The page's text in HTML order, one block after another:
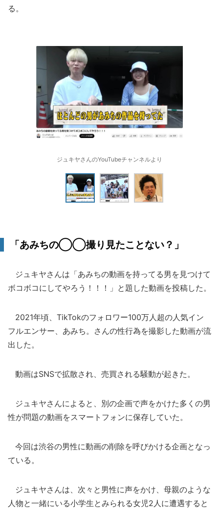
る。
ジュキヤさんのYouTubeチャンネルより
「あみちの◯◯撮り見たことない？」
ジュキヤさんは「あみちの動画を持ってる男を見つけて
ボコボコにしてやろう！！！」と題した動画を投稿した。
2021年頃、TikTokのフォロワー100万人超の人気イン
フルエンサー、あみち。さんの性行為を撮影した動画が流
出した。
動画はSNSで拡散され、売買される騒動が起きた。
ジュキヤさんによると、別の企画で声をかけた多くの男
性が問題の動画をスマートフォンに保存していた。
今回は渋谷の男性に動画の削除を呼びかける企画となっ
ている。
ジュキヤさんは、次々と男性に声をかけ、母親のような
人物と一緒にいる小学生とみられる女児2人に遭遇すると